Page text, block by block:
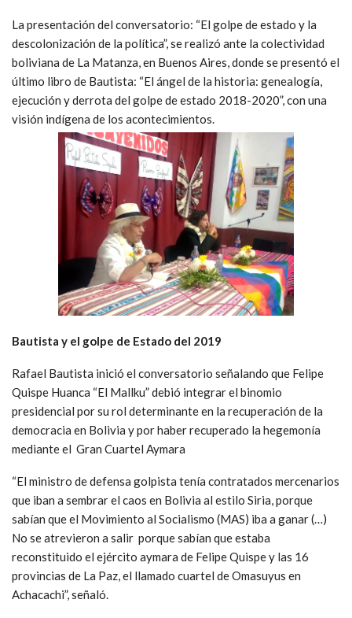
La presentación del conversatorio: “El golpe de estado y la
descolonización de la política”, se realizó ante la colectividad
boliviana de La Matanza, en Buenos Aires, donde se presentó el
último libro de Bautista: “El ángel de la historia: genealogía,
ejecución y derrota del golpe de estado 2018-2020”, con una
visión indígena de los acontecimientos.
Bautista y el golpe de Estado del 2019
Rafael Bautista inició el conversatorio señalando que Felipe
Quispe Huanca “El Mallku” debió integrar el binomio
presidencial por su rol determinante en la recuperación de la
democracia en Bolivia y por haber recuperado la hegemonía
mediante el Gran Cuartel Aymara
“El ministro de defensa golpista tenía contratados mercenarios
que iban a sembrar el caos en Bolivia al estilo Siria, porque
sabían que el Movimiento al Socialismo (MAS) iba a ganar (…)
No se atrevieron a salir porque sabían que estaba
reconstituido el ejército aymara de Felipe Quispe y las 16
provincias de La Paz, el llamado cuartel de Omasuyus en
Achacachi”, señaló.